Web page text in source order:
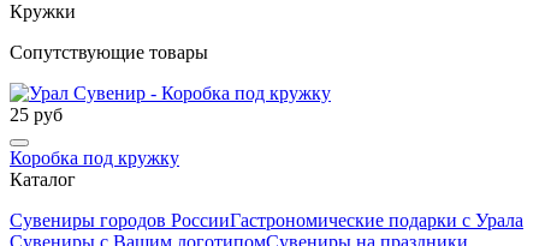
Кружки
Сопутствующие товары
25 руб
Коробка под кружку
Каталог
Сувениры городов РоссииГастрономические подарки с Урала
Сувениры с Вашим логотипомСувениры на праздники